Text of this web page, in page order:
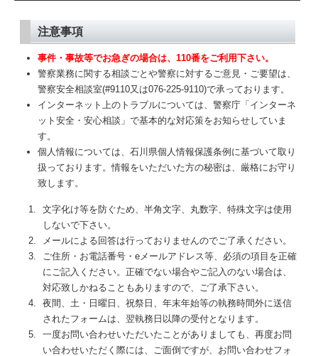
注意事項
事件・事故等でお急ぎの場合は、110番をご利用下さい。
警察業務に関する相談ごとや警察に対するご意見・ご要望は、
警察安全相談室(#9110又は076-225-9110)で承っております。
インターネット上のトラブルについては、警察庁「インターネ
ット安全・安心相談」で基本的な対応策をお知らせしていま
す。
個人情報については、石川県個人情報保護条例に基づいて取り
扱っております。情報をいただいた方の秘密は、厳格にお守り
致します。
1.
文字化け等を防ぐため、半角文字、丸数字、特殊文字は使用
しないで下さい。
2.
メールによる回答は行っておりませんのでご了承ください。
3.
ご住所・お電話番号・eメールアドレス等、必須の項目を正確
にご記入ください。正確でない場合やご記入のない場合は、
対応致しかねることもありますので、ご了承下さい。
4.
夜間、土・日曜日、祝祭日、年末年始等の執務時間外に送信
されたフォームは、翌執務日以降の受付となります。
5.
一度お問い合わせいただいたことがありましても、再度お問
い合わせいただく際には、ご面倒ですが、お問い合わせフォ